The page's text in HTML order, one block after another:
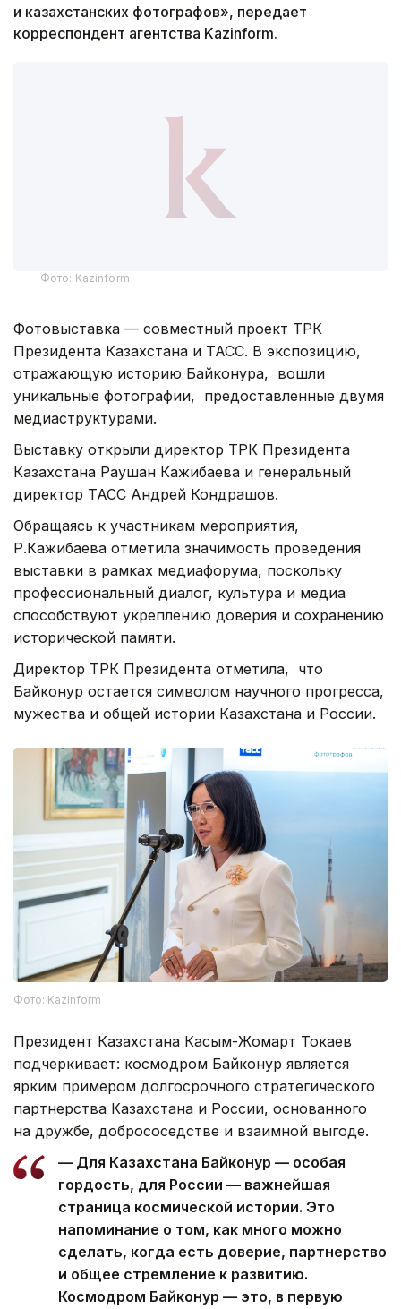
и казахстанских фотографов», передает
корреспондент агентства Kazinform.
Фотовыставка — совместный проект ТРК
Президента Казахстана и ТАСС. В экспозицию,
отражающую историю Байконура, вошли
уникальные фотографии, предоставленные двумя
медиаструктурами.
Выставку открыли директор ТРК Президента
Казахстана Раушан Кажибаева и генеральный
директор ТАСС Андрей Кондрашов.
Обращаясь к участникам мероприятия,
Р.Кажибаева отметила значимость проведения
выставки в рамках медиафорума, поскольку
профессиональный диалог, культура и медиа
способствуют укреплению доверия и сохранению
исторической памяти.
Директор ТРК Президента отметила, что
Байконур остается символом научного прогресса,
Президент Казахстана Касым-Жомарт Токаев
подчеркивает: космодром Байконур является
ярким примером долгосрочного стратегического
партнерства Казахстана и России, основанного
на дружбе, добрососедстве и взаимной выгоде.
— Для Казахстана Байконур — особая
гордость, для России — важнейшая
страница космической истории. Это
напоминание о том, как много можно
сделать, когда есть доверие, партнерство
и общее стремление к развитию.